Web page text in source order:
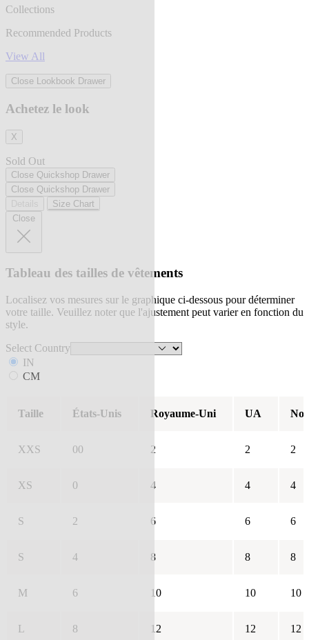
Collections
Recommended Products
View All
Close Lookbook Drawer
Achetez le look
X
Sold Out
Close Quickshop Drawer
Close Quickshop Drawer
Size Chart
Close
Tableau des tailles de vêtements
Localisez vos mesures sur le graphique ci-dessous pour déterminer
votre taille. Veuillez noter que l'ajustement peut varier en fonction du
style.
Select Country
IN
CM
Taille États-Unis Royaume-Uni UA
XXS 00 2 2 2
XS 0 4 4 4
S 2 6 6 6
S 4 8 8 8
M 6 10 10 10
L 8 12 12 12